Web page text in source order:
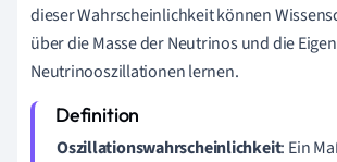
dieser Wahrscheinlichkeit können
über die Masse der Neutrinos und die
Neutrinooszillationen lernen.
Oszillationswahrscheinlichkeit: Ein